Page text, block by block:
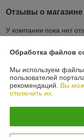
Отзывы о магазине
У компании пока нет
О нас
Контакты
График работы
Обработка файлов
Мы используем файлы
пользователей
рекомендаций. Вы
отключить их.